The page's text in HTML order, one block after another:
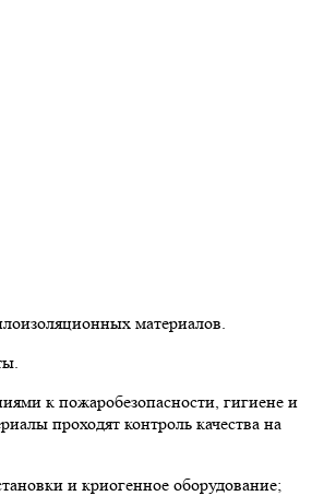
материалов.
к пожаробезопасности, гигиене и
проходят контроль качества на
и криогенное оборудование;